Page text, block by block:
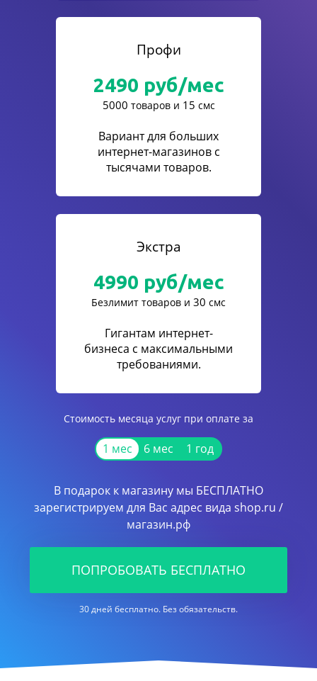
Профи
2490 руб/мес
5000 товаров и 15 смс
Вариант для больших
интернет-магазинов с
тысячами товаров.
Экстра
4990 руб/мес
Безлимит товаров и 30 смс
Гигантам интернет-
бизнеса с максимальными
требованиями.
Стоимость месяца услуг при оплате за
1 мес 6 мес 1 год
В подарок к магазину мы БЕСПЛАТНО
зарегистрируем для Вас адрес вида shop.ru /
магазин.рф
ПОПРОБОВАТЬ БЕСПЛАТНО
30 дней бесплатно. Без обязательств.